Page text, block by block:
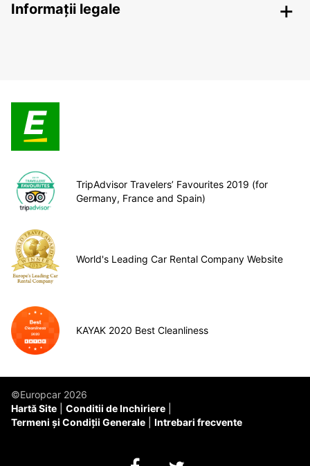
Informații legale
TripAdvisor Travelers’ Favourites 2019 (for
Germany, France and Spain)
World's Leading Car Rental Company Website
KAYAK 2020 Best Cleanliness
©Europcar 2026
Hartă Site
Conditii de Inchiriere
Termeni și Condiții Generale
Intrebari frecvente